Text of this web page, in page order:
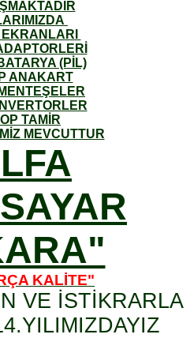
(PİL)
ANAKART
TAMİR
MEVCUTTUR
KALİTE"
VE İSTİKRARLA